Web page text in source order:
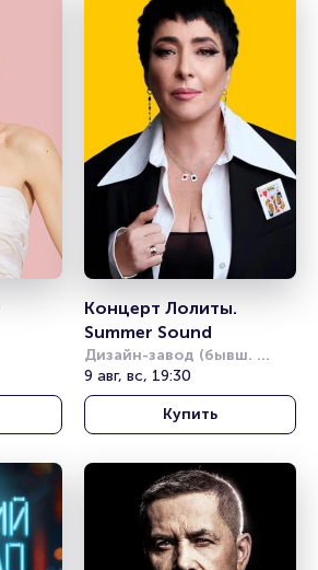
Концерт Лолиты.
Summer Sound
Дизайн-завод (бывш.
Урбан)
9 авг, вс, 19:30
Купить